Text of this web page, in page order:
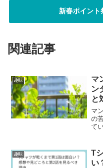
新春ポイント
関連記事
趣味
マ
ン
と
マ
の
て
策
は
趣味
T
い